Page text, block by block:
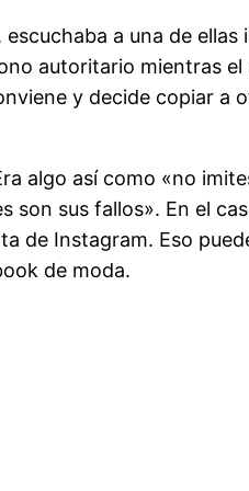
a una de ellas
autoritario mientras
y decide copiar a
algo así como «no
son sus fallos». En el
de Instagram. Eso
de moda.